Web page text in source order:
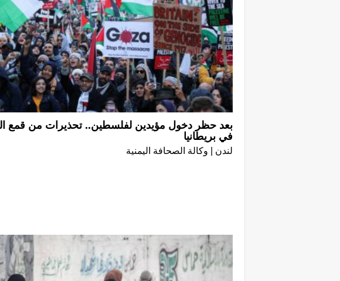
بعد حظر دخول مؤيدين لفلسطين.. تحذيرات من قمع
في بريطانيا
لندن | وكالة الصحافة اليمنية